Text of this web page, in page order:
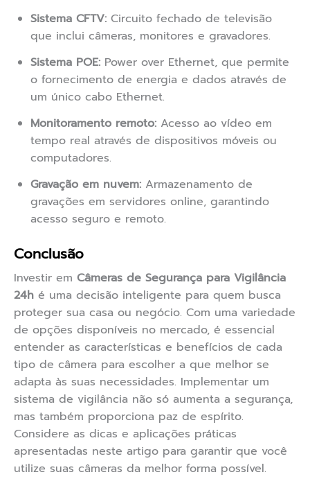
Sistema CFTV: Circuito fechado de televisão
que inclui câmeras, monitores e gravadores.
Sistema POE: Power over Ethernet, que permite
o fornecimento de energia e dados através de
um único cabo Ethernet.
Monitoramento remoto: Acesso ao vídeo em
tempo real através de dispositivos móveis ou
computadores.
Gravação em nuvem: Armazenamento de
gravações em servidores online, garantindo
acesso seguro e remoto.
Conclusão
Investir em Câmeras de Segurança para Vigilância
24h é uma decisão inteligente para quem busca
proteger sua casa ou negócio. Com uma variedade
de opções disponíveis no mercado, é essencial
entender as características e benefícios de cada
tipo de câmera para escolher a que melhor se
adapta às suas necessidades. Implementar um
sistema de vigilância não só aumenta a segurança,
mas também proporciona paz de espírito.
Considere as dicas e aplicações práticas
apresentadas neste artigo para garantir que você
utilize suas câmeras da melhor forma possível.